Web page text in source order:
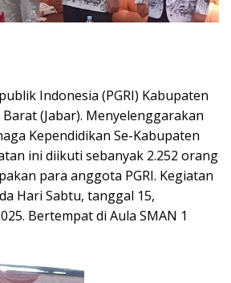
Indonesia (PGRI) Kabupaten
Barat (Jabar). Menyelenggarakan
Kependidikan Se-Kabupaten
ini diikuti sebanyak 2.252 orang
para anggota PGRI. Kegiatan
Hari Sabtu, tanggal 15,
Bertempat di Aula SMAN 1